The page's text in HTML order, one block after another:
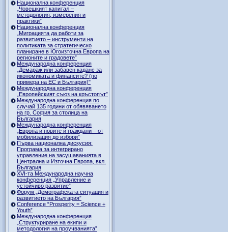
Национална конференция
„Човешкият капитал –
методология, измерения и
практики”
Национална конференция
„Миграцията да работи за
развитието – инструменти на
политиката за стратегическо
планиране в Югоизточна Европа на
регионите и градовете”
Международна конференция
„Демараж или забавен каданс за
икономиката и финансите? (по
примера на ЕС и България)"
Международна конференция
„Европейският съюз на кръстопът”
Международна конференция по
случай 135 години от обявяването
на гр. София за столица на
България
Международна конференция
„Европа и новите й граждани – от
мобилизация до избори”
Първа национална дискусия:
Програма за интегрирано
управление на засушаванията в
Централна и Източна Европа, вкл.
България
ХVI-та Международна научна
конференция „Управление и
устойчиво развитие”
Форум „Демографската ситуация и
развитието на България”
Conference “Prosperity = Science +
Youth”
Международна конференция
„Структуриране на екипи и
методология на проучванията”